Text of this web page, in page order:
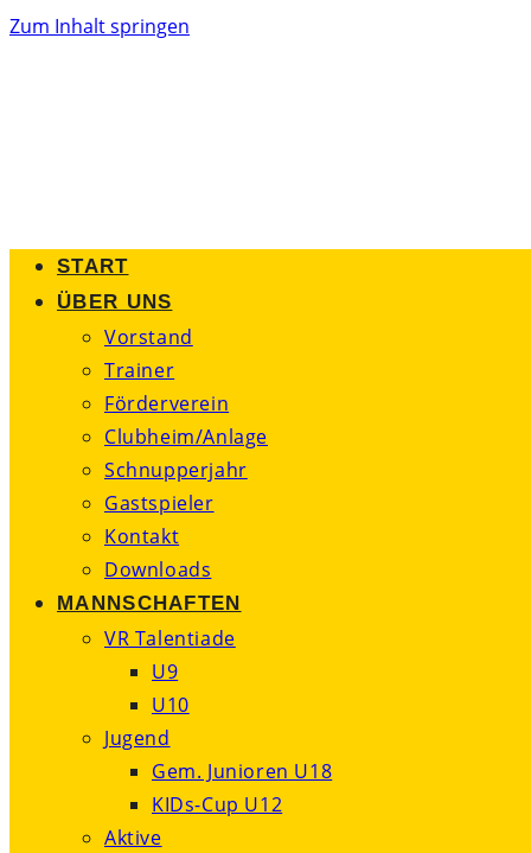
Zum Inhalt springen
START
ÜBER UNS
Vorstand
Trainer
Förderverein
Clubheim/Anlage
Schnupperjahr
Gastspieler
Kontakt
Downloads
MANNSCHAFTEN
VR Talentiade
U9
U10
Jugend
Gem. Junioren U18
KIDs-Cup U12
Aktive